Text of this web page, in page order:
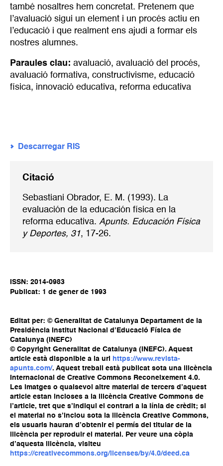
també nosaltres hem concretat. Pretenem que
l’avaluació sigui un element i un procés actiu en
l’educació i que realment ens ajudi a formar els
nostres alumnes.
Paraules clau: avaluació, avaluació del procés,
avaluació formativa, constructivisme, educació
física, innovació educativa, reforma educativa
Descarregar RIS
Citació
Sebastiani Obrador, E. M. (1993). La
evaluación de la educación física en la
reforma educativa. Apunts. Educación Física
y Deportes, 31, 17-26.
ISSN: 2014-0983
Publicat: 1 de gener de 1993
Editat per: © Generalitat de Catalunya Departament de la
Presidència Institut Nacional d’Educació Física de
Catalunya (INEFC)
© Copyright Generalitat de Catalunya (INEFC). Aquest
article està disponible a la url
https://www.revista-
apunts.com/. Aquest treball està publicat sota una llicència
Internacional de Creative Commons Reconeixement 4.0.
Les imatges o qualsevol altre material de tercers d’aquest
article estan incloses a la llicència Creative Commons de
l’article, tret que s’indiqui el contrari a la línia de crèdit; si
el material no s’inclou sota la llicència Creative Commons,
els usuaris hauran d’obtenir el permís del titular de la
llicència per reproduir el material. Per veure una còpia
d’aquesta llicència, visiteu
https://creativecommons.org/licenses/by/4.0/deed.ca